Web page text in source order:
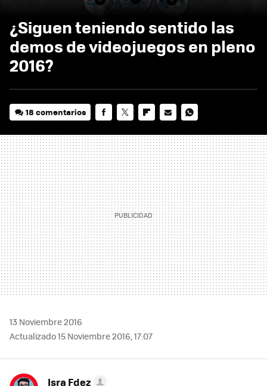
¿Siguen teniendo sentido las
demos de videojuegos en pleno
2016?
18 comentarios
MAIL
13 Noviembre 2016
Actualizado 15 Noviembre 2016, 17:07
Isra Fdez